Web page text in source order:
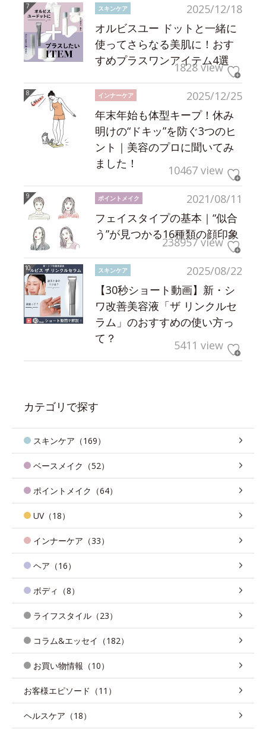
2025/12/18
スキンケア
オルビスユー ドットと一緒に
使ってさらなる美肌に！おす
すめプラスワンアイテム4選
1828 view
2025/12/25
インナーケア
年末年始も体型キープ！休み
明けの“ドキッ”を防ぐ3つのヒ
ント｜美容のプロに聞いてみ
ました！
10467 view
2021/08/11
ポイントメイク
フェイスタイプの基本｜“似合
う”が見つかる16種類の顔印象
238957 view
2025/08/22
スキンケア
【30秒ショート動画】新・シ
ワ改善美容液「ザ リンクルセ
ラム」のおすすめの使い方っ
て？
5411 view
カテゴリで探す
スキンケア（169）
ベースメイク（52）
ポイントメイク（64）
UV（18）
インナーケア（33）
ヘア（16）
ボディ（8）
ライフスタイル（23）
コラム&エッセイ（182）
お買い物情報（10）
お客様エピソード（11）
ヘルスケア（18）